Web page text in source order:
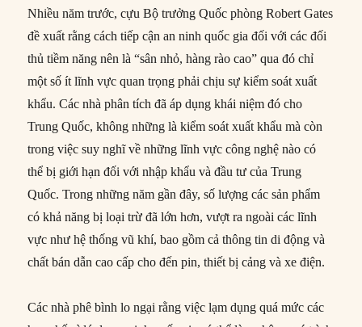
Nhiều năm trước, cựu Bộ trưởng Quốc phòng Robert Gates
đề xuất rằng cách tiếp cận an ninh quốc gia đối với các đối
thủ tiềm năng nên là “sân nhỏ, hàng rào cao” qua đó chỉ
một số ít lĩnh vực quan trọng phải chịu sự kiểm soát xuất
khẩu. Các nhà phân tích đã áp dụng khái niệm đó cho
Trung Quốc, không những là kiểm soát xuất khẩu mà còn
trong việc suy nghĩ về những lĩnh vực công nghệ nào có
thể bị giới hạn đối với nhập khẩu và đầu tư của Trung
Quốc. Trong những năm gần đây, số lượng các sản phẩm
có khả năng bị loại trừ đã lớn hơn, vượt ra ngoài các lĩnh
vực như hệ thống vũ khí, bao gồm cả thông tin di động và
chất bán dẫn cao cấp cho đến pin, thiết bị cảng và xe điện.
Các nhà phê bình lo ngại rằng việc lạm dụng quá mức các